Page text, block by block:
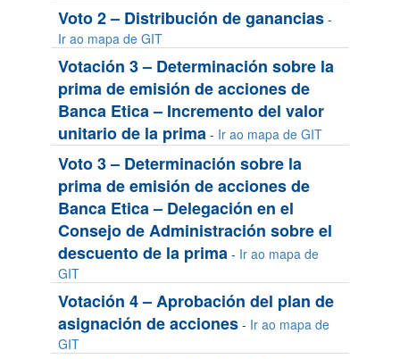
Voto 2 – Distribución de ganancias -
Ir ao mapa de GIT
Votación 3 – Determinación sobre la
prima de emisión de acciones de
Banca Etica – Incremento del valor
unitario de la prima - Ir ao mapa de GIT
Voto 3 – Determinación sobre la
prima de emisión de acciones de
Banca Etica – Delegación en el
Consejo de Administración sobre el
descuento de la prima - Ir ao mapa de
GIT
Votación 4 – Aprobación del plan de
asignación de acciones - Ir ao mapa de
GIT